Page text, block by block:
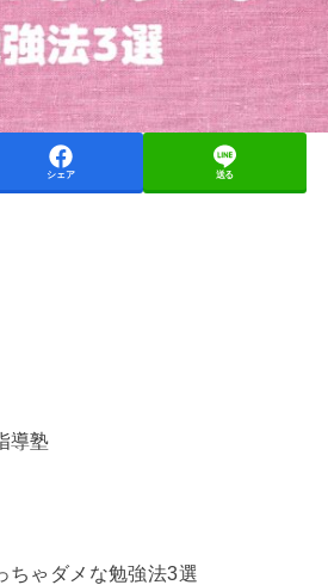
シェア 送る
導塾
ちゃダメな勉強法3選